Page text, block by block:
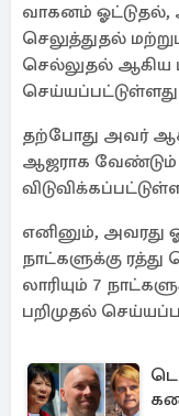
வாகனம்
செலுத்துதல்
செல்லுதல் ஆகிய
தற்போது அவர்
ஆஜராக
எனினும், அவரது
நாட்களுக்கு
லாரியும் 7
பறிமுதல்